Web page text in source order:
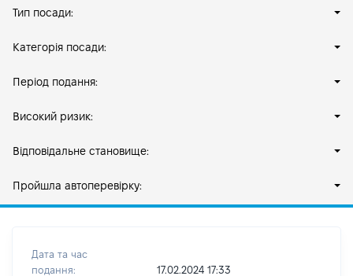
Тип посади:
Категорія посади:
Період подання:
Високий ризик:
Відповідальне становище:
Пройшла автоперевірку:
Дата та час
подання:
17.02.2024 17:33